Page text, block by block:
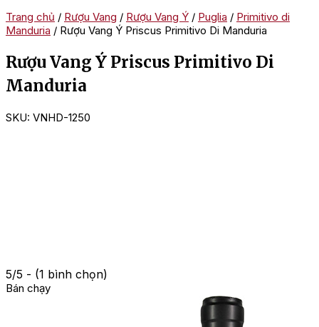
Trang chủ / Rượu Vang / Rượu Vang Ý / Puglia / Primitivo di
Manduria / Rượu Vang Ý Priscus Primitivo Di Manduria
Rượu Vang Ý Priscus Primitivo Di
Manduria
SKU: VNHD-1250
5/5 - (1 bình chọn)
Bán chạy